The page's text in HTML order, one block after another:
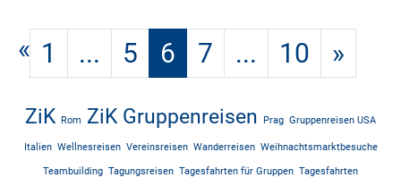
« 1 ... 5 6 7 ... 10 »
ZiK Rom ZiK Gruppenreisen Prag Gruppenreisen USA
Italien Wellnesreisen Vereinsreisen Wanderreisen Weihnachtsmarktbesuche
Teambuilding Tagungsreisen Tagesfahrten für Gruppen Tagesfahrten